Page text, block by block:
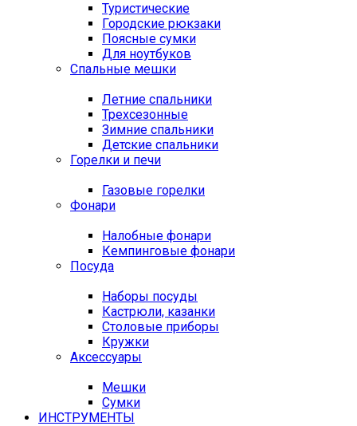
Туристические
Городские рюкзаки
Поясные сумки
Для ноутбуков
Спальные мешки
Летние спальники
Трехсезонные
Зимние спальники
Детские спальники
Горелки и печи
Газовые горелки
Фонари
Налобные фонари
Кемпинговые фонари
Посуда
Наборы посуды
Кастрюли, казанки
Столовые приборы
Кружки
Аксессуары
Мешки
Сумки
ИНСТРУМЕНТЫ